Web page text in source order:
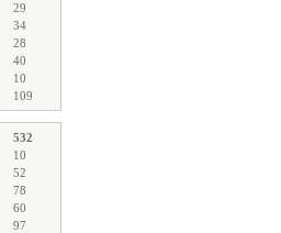
29
34
28
40
10
109
532
10
52
78
60
97